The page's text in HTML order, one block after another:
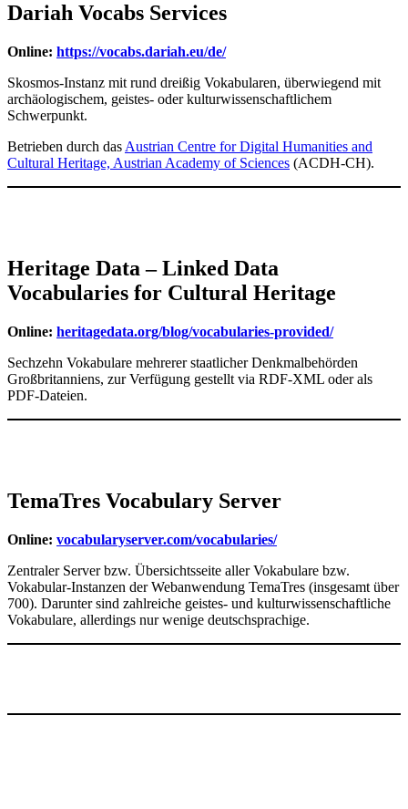
Dariah Vocabs Services
Online: https://vocabs.dariah.eu/de/
Skosmos-Instanz mit rund dreißig Vokabularen, überwiegend mit
archäologischem, geistes- oder kulturwissenschaftlichem
Schwerpunkt.
Betrieben durch das Austrian Centre for Digital Humanities and
Cultural Heritage, Austrian Academy of Sciences (ACDH-CH).
Heritage Data – Linked Data
Vocabularies for Cultural Heritage
Online: heritagedata.org/blog/vocabularies-provided/
Sechzehn Vokabulare mehrerer staatlicher Denkmalbehörden
Großbritanniens, zur Verfügung gestellt via RDF-XML oder als
PDF-Dateien.
TemaTres Vocabulary Server
Online: vocabularyserver.com/vocabularies/
Zentraler Server bzw. Übersichtsseite aller Vokabulare bzw.
Vokabular-Instanzen der Webanwendung TemaTres (insgesamt über
700). Darunter sind zahlreiche geistes- und kulturwissenschaftliche
Vokabulare, allerdings nur wenige deutschsprachige.